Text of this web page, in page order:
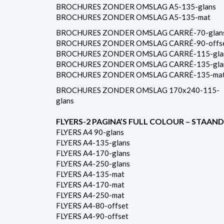
BROCHURES ZONDER OMSLAG A5-135-glans
BROCHURES ZONDER OMSLAG A5-135-mat
BROCHURES ZONDER OMSLAG CARRÉ-70-
BROCHURES ZONDER OMSLAG CARRÉ-90-
BROCHURES ZONDER OMSLAG CARRÉ-115-
BROCHURES ZONDER OMSLAG CARRÉ-135-
BROCHURES ZONDER OMSLAG CARRÉ-135-
BROCHURES ZONDER OMSLAG 170x240-115-
glans
FLYERS-2 PAGINA’S FULL COLOUR – STAAND
FLYERS A4 90-glans
FLYERS A4-135-glans
FLYERS A4-170-glans
FLYERS A4-250-glans
FLYERS A4-135-mat
FLYERS A4-170-mat
FLYERS A4-250-mat
FLYERS A4-80-offset
FLYERS A4-90-offset